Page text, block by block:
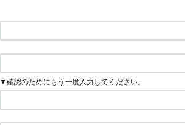
▼確認のためにもう一度入力してください。